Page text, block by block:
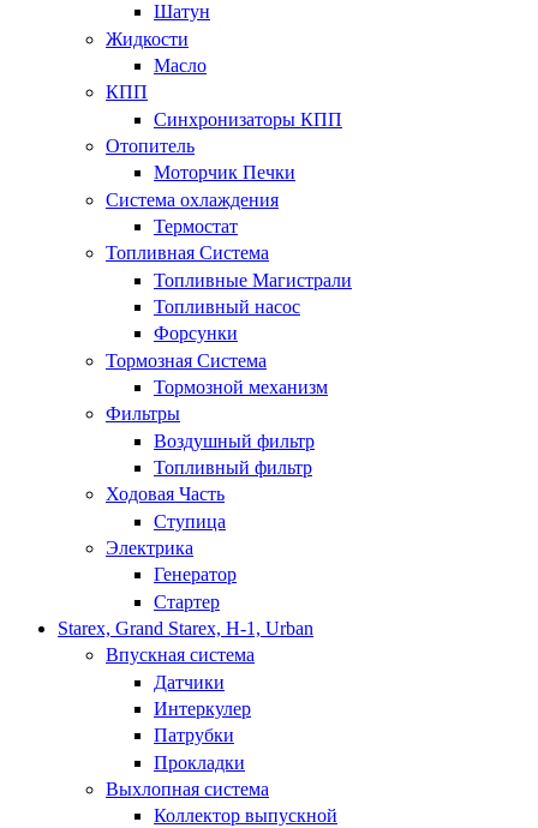
Шатун
Жидкости
Масло
КПП
Синхронизаторы КПП
Отопитель
Моторчик Печки
Система охлаждения
Термостат
Топливная Система
Топливные Магистрали
Топливный насос
Форсунки
Тормозная Система
Тормозной механизм
Фильтры
Воздушный фильтр
Топливный фильтр
Ходовая Часть
Ступица
Электрика
Генератор
Стартер
Starex, Grand Starex, H-1, Urban
Впускная система
Датчики
Интеркулер
Патрубки
Прокладки
Выхлопная система
Коллектор выпускной